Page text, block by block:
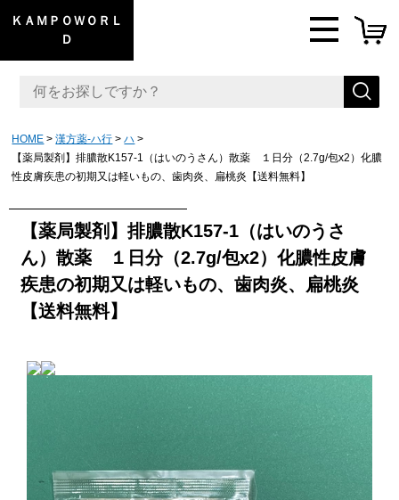
ＫＡＭＰＯＷＯＲＬ
Ｄ
HOME 漢方薬-ハ行
ハ
【薬局製剤】排膿散K157-1（はいのうさん）散薬 １日分（2.7g/包x2）化膿
性皮膚疾患の初期又は軽いもの、歯肉炎、扁桃炎【送料無料】
【薬局製剤】排膿散K157-1（はいのうさ
ん）散薬 １日分（2.7g/包x2）化膿性皮膚
疾患の初期又は軽いもの、歯肉炎、扁桃炎
【送料無料】